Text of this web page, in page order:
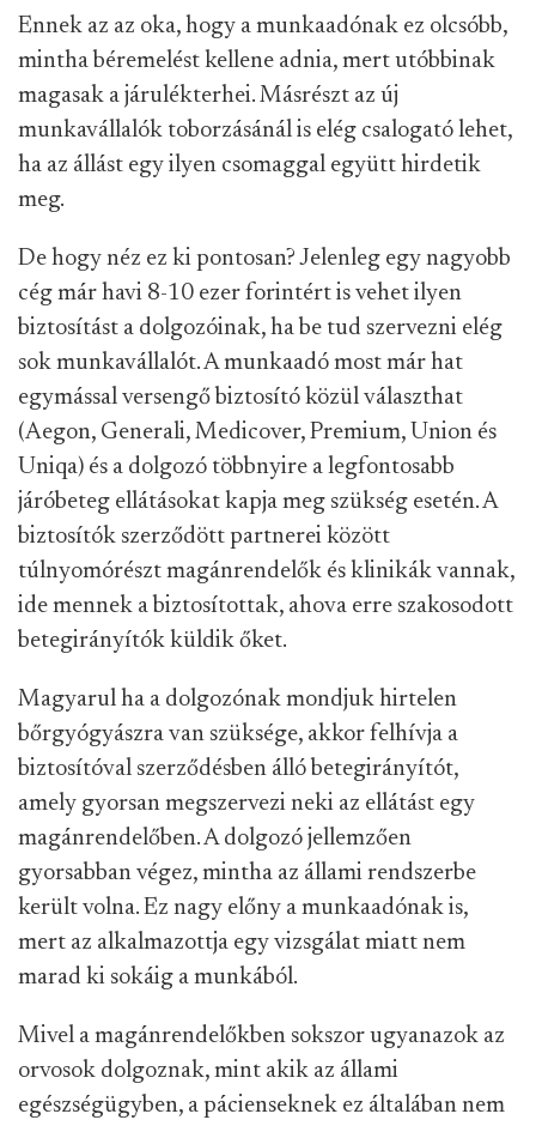
Ennek az az oka, hogy a munkaadónak ez olcsóbb,
mintha béremelést kellene adnia, mert utóbbinak
magasak a járulékterhei. Másrészt az új
munkavállalók toborzásánál is elég csalogató lehet,
ha az állást egy ilyen csomaggal együtt hirdetik
meg.
De hogy néz ez ki pontosan? Jelenleg egy nagyobb
cég már havi 8-10 ezer forintért is vehet ilyen
biztosítást a dolgozóinak, ha be tud szervezni elég
sok munkavállalót. A munkaadó most már hat
egymással versengő biztosító közül választhat
(Aegon, Generali, Medicover, Premium, Union és
Uniqa) és a dolgozó többnyire a legfontosabb
járóbeteg ellátásokat kapja meg szükség esetén. A
biztosítók szerződött partnerei között
túlnyomórészt magánrendelők és klinikák vannak,
ide mennek a biztosítottak, ahova erre szakosodott
betegirányítók küldik őket.
Magyarul ha a dolgozónak mondjuk hirtelen
bőrgyógyászra van szüksége, akkor felhívja a
biztosítóval szerződésben álló betegirányítót,
amely gyorsan megszervezi neki az ellátást egy
magánrendelőben. A dolgozó jellemzően
gyorsabban végez, mintha az állami rendszerbe
került volna. Ez nagy előny a munkaadónak is,
mert az alkalmazottja egy vizsgálat miatt nem
marad ki sokáig a munkából.
Mivel a magánrendelőkben sokszor ugyanazok az
orvosok dolgoznak, mint akik az állami
egészségügyben, a pácienseknek ez általában nem